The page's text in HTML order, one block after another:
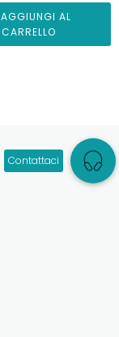
AGGIUNGI AL
CARRELLO